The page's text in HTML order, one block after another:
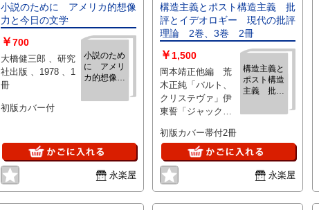
小説のために アメリカ的想像
力と今日の文学
小説のため
に アメリ
カ的想像力
学
￥700
大橋健三郎 、研究
社出版 、1978 、1
冊
初版カバー付
永楽屋
構造主義とポスト構造主義 批
評とイデオロギー 現代の批評
理論 2巻、3巻 2冊
構造主義と
ポスト構造
主義 批評
ギー 現代
巻 2冊
￥ 1,500
岡本靖正他編 荒
木正純「バルト、
クリステヴァ」伊
東誓「ジャック・
「サイード」他 、
研究社出版 、1988
、2冊
初版カバー帯付2冊
永楽屋